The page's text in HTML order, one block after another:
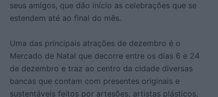
seus amigos, que dão início as celebrações que se
estendem até ao final do mês.
Uma das principais atrações de dezembro é o
Mercado de Natal que decorre entre os dias 6 e 24
de dezembro e traz ao centro da cidade diversas
bancas que contam com presentes originais e
sustentáveis feitos por artesões, artistas plásticos,